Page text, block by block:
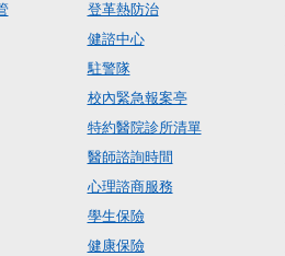
登革熱防治
健諮中心
駐警隊
校內緊急報案亭
特約醫院診所清單
醫師諮詢時間
心理諮商服務
學生保險
健康保險